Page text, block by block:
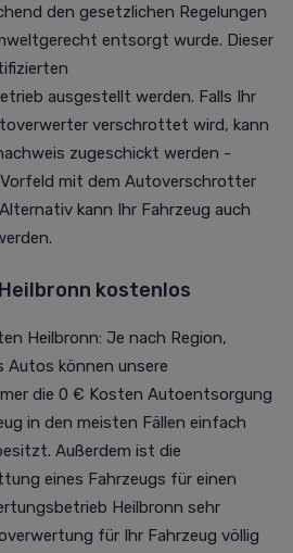
den gesetzlichen Regelungen
entsorgt wurde. Dieser
ausgestellt werden. Falls Ihr
verschrottet wird, kann
zugeschickt werden -
mit dem Autoverschrotter
kann Ihr Fahrzeug auch
kostenlos
Heilbronn: Je nach Region,
Autos können unsere
die 0 € Kosten Autoentsorgung
in den meisten Fällen einfach
Außerdem ist die
eines Fahrzeugs für einen
Heilbronn sehr
für Ihr Fahrzeug völlig